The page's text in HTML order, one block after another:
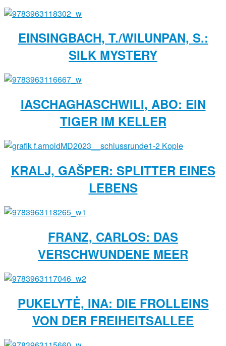
EINSINGBACH, T./WILUNPAN, S.:
SILK MYSTERY
IASCHAGHASCHWILI, ABO: EIN
TIGER IM KELLER
KRALJ, GAŠPER: SPLITTER EINES
LEBENS
FRANZ, CARLOS: DAS
VERSCHWUNDENE MEER
PUKELYTĖ, INA: DIE FROLLEINS
VON DER FREIHEITSALLEE